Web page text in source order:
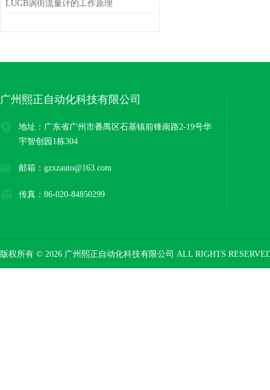
LUGB涡街流量计的工作原理
广州熙正自动化科技有限公司
地址：广东省广州市番禺区石基镇前锋南路2-19号华
宇智创园1栋304
邮箱：gzxzauto@163.com
传真：86-020-84850299
版权所有 © 2026 广州熙正自动化科技有限公司 ALL RIGHTS